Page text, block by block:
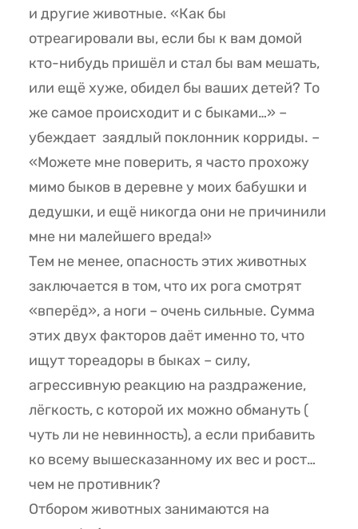
и другие животные. «Как бы
отреагировали вы, если бы к вам домой
кто-нибудь пришёл и стал бы вам мешать,
или ещё хуже, обидел бы ваших детей? То
же самое происходит и с быками…» –
убеждает заядлый поклонник корриды. –
«Можете мне поверить, я часто прохожу
мимо быков в деревне у моих бабушки и
дедушки, и ещё никогда они не причинили
мне ни малейшего вреда!»
Тем не менее, опасность этих животных
заключается в том, что их рога смотрят
«вперёд», а ноги – очень сильные. Сумма
этих двух факторов даёт именно то, что
ищут тореадоры в быках – силу,
агрессивную реакцию на раздражение,
лёгкость, с которой их можно обмануть (
чуть ли не невинность), а если прибавить
ко всему вышесказанному их вес и рост…
чем не противник?
Отбором животных занимаются на